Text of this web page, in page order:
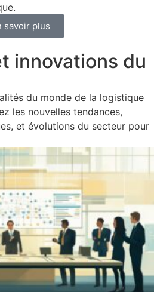
savoir plus
innovations du
du monde de la logistique
les nouvelles tendances,
et évolutions du secteur pour